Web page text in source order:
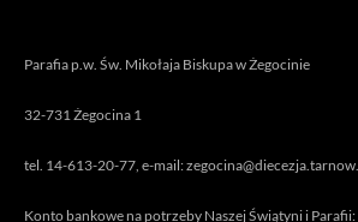
Parafia p.w. Św. Mikołaja Biskupa w Żegocinie
32-731 Żegocina 1
tel. 14-613-20-77, e-mail:
Konto bankowe na potrzeby Naszej Świątyni i